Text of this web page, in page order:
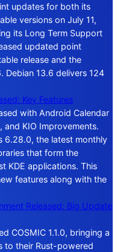
updates for both its
versions on July 11,
its Long Term Support
updated point
release and the
Debian 13.6 delivers 124
Key Features
with Android Calendar
and KIO Improvements.
6.28.0, the latest monthly
that form the
KDE applications. This
features along with the
Released: Big Update
COSMIC 1.1.0, bringing a
to their Rust-powered